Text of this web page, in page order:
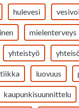
hulevesi
mielenterveys
yhteistyö
luovuus
kaupunkisuunnittelu